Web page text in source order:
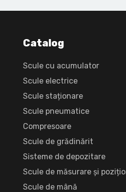
Catalog
Scule cu acumulator
Scule electrice
Scule staționare
Scule pneumatice
Compresoare
Scule de grădinărit
Sisteme de depozitare
Scule de măsurare și
Scule de mână